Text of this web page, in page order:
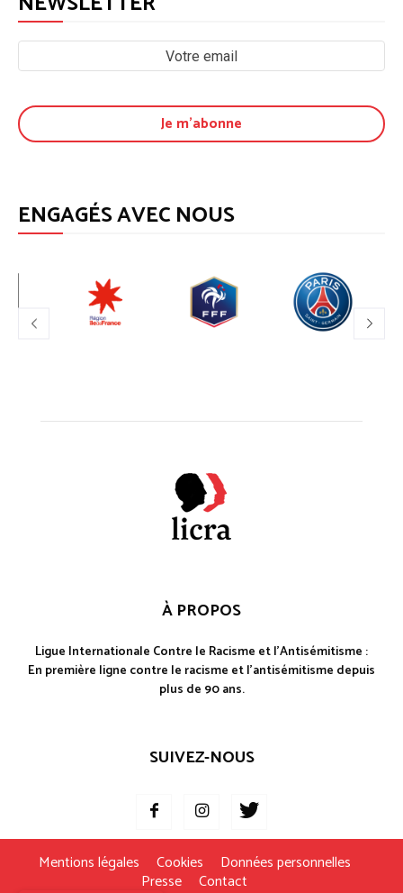
ENGAGÉS AVEC NOUS
À PROPOS
Ligue Internationale Contre le Racisme et l'Antisémitisme :
En première ligne contre le racisme et l'antisémitisme depuis
plus de 90 ans.
SUIVEZ-NOUS
Mentions légales Cookies Données personnelles
Presse Contact